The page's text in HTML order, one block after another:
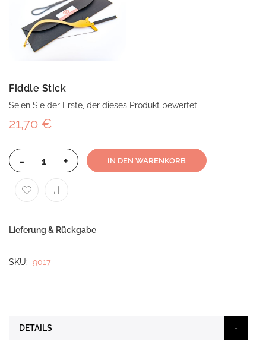
Fiddle Stick
Seien Sie der Erste, der dieses Produkt bewertet
21,70 €
- + IN DEN WARENKORB
Lieferung & Rückgabe
SKU 9017
DETAILS